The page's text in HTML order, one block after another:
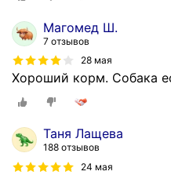
Магомед Ш.
7 отзывов
28 мая
Хороший корм. Собака
Таня Лащева
188 отзывов
24 мая